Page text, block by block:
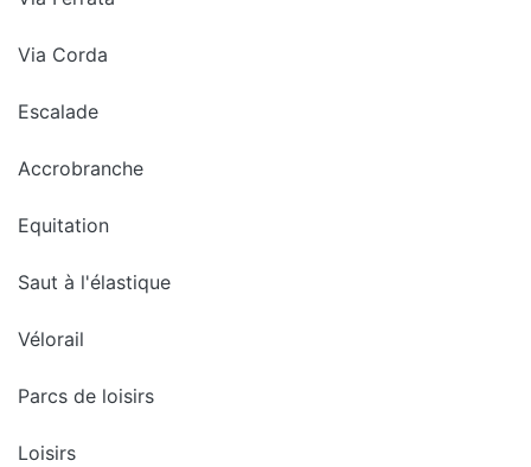
Via Corda
Escalade
Accrobranche
Equitation
Saut à l'élastique
Vélorail
Parcs de loisirs
Loisirs